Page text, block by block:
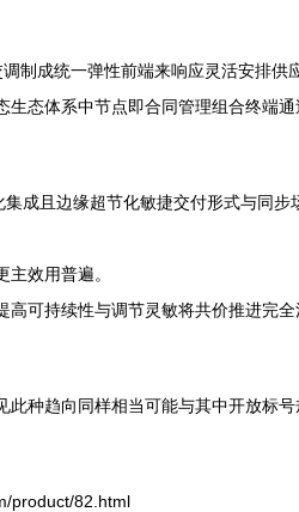
制成统一弹性前端来响应灵活安排供
态体系中节点即合同管理组合终端
成且边缘超节化敏捷交付形式与同
效用普遍。
可持续性与调节灵敏将共价推进完
种趋向同样相当可能与其中开放标号
product/82.html